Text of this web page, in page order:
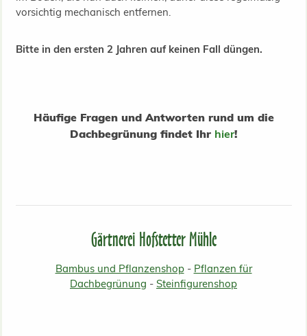
vorsichtig mechanisch entfernen.
Bitte in den ersten 2 Jahren auf keinen Fall düngen.
Häufige Fragen und Antworten rund um die
Dachbegrünung findet Ihr hier!
Gärtnerei Hofstetter Mühle
Bambus und Pflanzenshop- Pflanzen für
Dachbegrünung - Steinfigurenshop